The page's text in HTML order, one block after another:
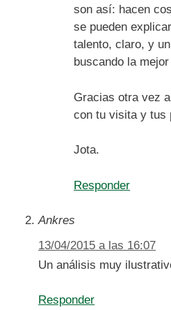
son así: hacen
se pueden
talento, claro, y
buscando la
Gracias otra vez
con tu visita y tus
Jota.
Responder
Ankres
13/04/2015 a las 16:07
Un análisis muy
Responder